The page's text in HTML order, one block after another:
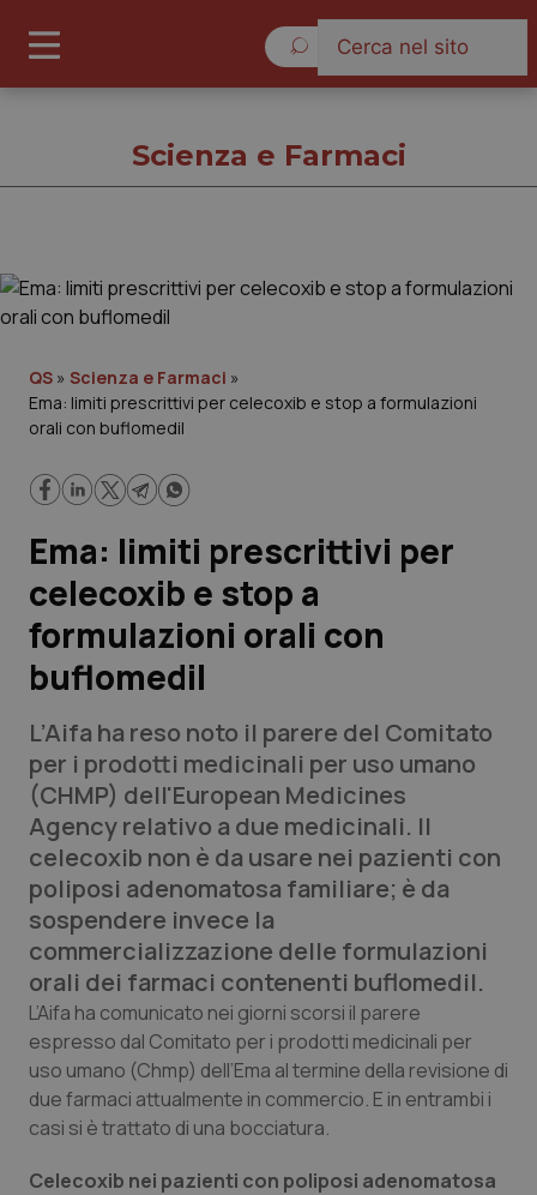
Governo e Parlamento
Regioni e Asl
Lavoro e Professioni
Scienza e Farmaci
Studi e Analisi
Lettere al direttore
Edizioni Regionali
QS Pro
Professionisti Sanitari.AI
Abruzzo
Basilicata
Calabria
QS Pro Gold
Artrite & artrosi
Asma & BPCO
QS Club Newsletter
Scienza e Farmaci
QS » Scienza e Farmaci »
Ema: limiti prescrittivi per celecoxib e stop a formulazioni
orali con buflomedil
Ema: limiti prescrittivi per
celecoxib e stop a
formulazioni orali con
buflomedil
L’Aifa ha reso noto il parere del Comitato
per i prodotti medicinali per uso umano
(CHMP) dell'European Medicines
Agencyrelativo a due medicinali. Il
celecoxib non è da usare nei pazienti con
poliposi adenomatosa familiare; è da
sospendere invece la
commercializzazione delle formulazioni
orali dei farmaci contenenti buflomedil.
L’Aifa ha comunicato nei giorni scorsi il parere
espresso dal Comitato per i prodotti medicinali per
uso umano (Chmp) dell’Ema al termine della revisione di
due farmaci attualmente in commercio. E in entrambi i
casi si è trattato di una bocciatura.
Celecoxib nei pazienti con poliposi adenomatosa